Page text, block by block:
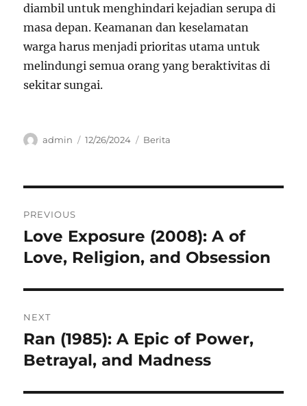
diambil untuk menghindari kejadian serupa di
masa depan. Keamanan dan keselamatan
warga harus menjadi prioritas utama untuk
melindungi semua orang yang beraktivitas di
sekitar sungai.
Author
admin
Posted
12/26/2024 Categories
Berita
pos
PREVIOUS
Previous
post:
Love Exposure (2008): A of
Love, Religion, and Obsession
NEXT
Next
post:
Ran (1985): A Epic of Power,
Betrayal, and Madness